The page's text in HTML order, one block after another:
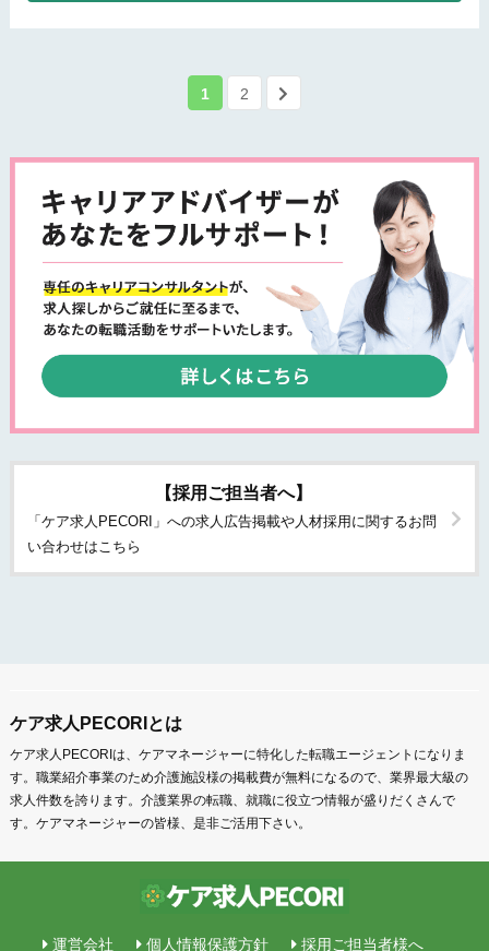
1 2
【採用ご担当者へ】
「ケア求人PECORI」への求人広告掲載や人材採用に関するお問
い合わせはこちら
ケア求人PECORIとは
ケア求人PECORIは、ケアマネージャーに特化した転職エージェントになりま
す。職業紹介事業のため介護施設様の掲載費が無料になるので、業界最大級の
求人件数を誇ります。介護業界の転職、就職に役立つ情報が盛りだくさんで
す。ケアマネージャーの皆様、是非ご活用下さい。
運営会社 個人情報保護方針 採用ご担当者様へ